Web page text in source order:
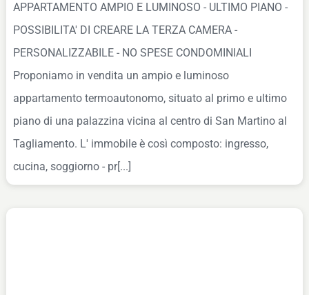
APPARTAMENTO AMPIO E LUMINOSO - ULTIMO PIANO -
POSSIBILITA' DI CREARE LA TERZA CAMERA -
PERSONALIZZABILE - NO SPESE CONDOMINIALI
Proponiamo in vendita un ampio e luminoso
appartamento termoautonomo, situato al primo e ultimo
piano di una palazzina vicina al centro di San Martino al
Tagliamento. L' immobile è così composto: ingresso,
cucina, soggiorno - pr[...]